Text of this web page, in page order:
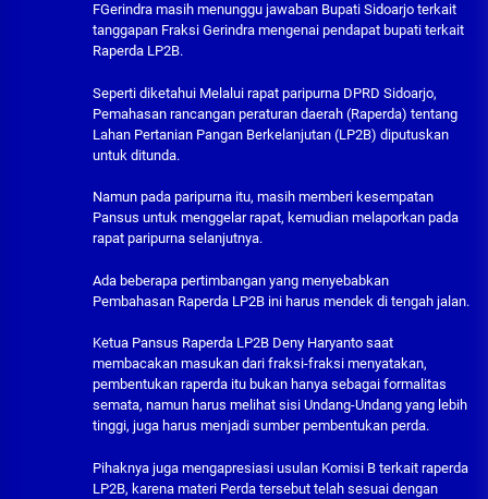
FGerindra masih menunggu jawaban Bupati Sidoarjo terkait
tanggapan Fraksi Gerindra mengenai pendapat bupati terkait
Raperda LP2B.
Seperti diketahui Melalui rapat paripurna DPRD Sidoarjo,
Pemahasan rancangan peraturan daerah (Raperda) tentang
Lahan Pertanian Pangan Berkelanjutan (LP2B) diputuskan
untuk ditunda.
Namun pada paripurna itu, masih memberi kesempatan
Pansus untuk menggelar rapat, kemudian melaporkan pada
rapat paripurna selanjutnya.
Ada beberapa pertimbangan yang menyebabkan
Pembahasan Raperda LP2B ini harus mendek di tengah jalan.
Ketua Pansus Raperda LP2B Deny Haryanto saat
membacakan masukan dari fraksi-fraksi menyatakan,
pembentukan raperda itu bukan hanya sebagai formalitas
semata, namun harus melihat sisi Undang-Undang yang lebih
tinggi, juga harus menjadi sumber pembentukan perda.
Pihaknya juga mengapresiasi usulan Komisi B terkait raperda
LP2B, karena materi Perda tersebut telah sesuai dengan